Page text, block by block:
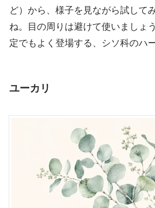
ど）から、様子を見ながら試して
ね。目の周りは避けて使いましょ
定でもよく登場する、シソ科のハ
ユーカリ